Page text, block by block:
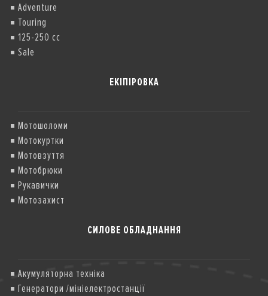
Adventure
Touring
125-250 cc
Sale
ЕКІПІРОВКА
Мотошоломи
Мотокуртки
Мотовзуття
Мотобрюки
Рукавички
Мотозахист
СИЛОВЕ ОБЛАДНАННЯ
Акумуляторна техніка
Генератори /мініелектростанції